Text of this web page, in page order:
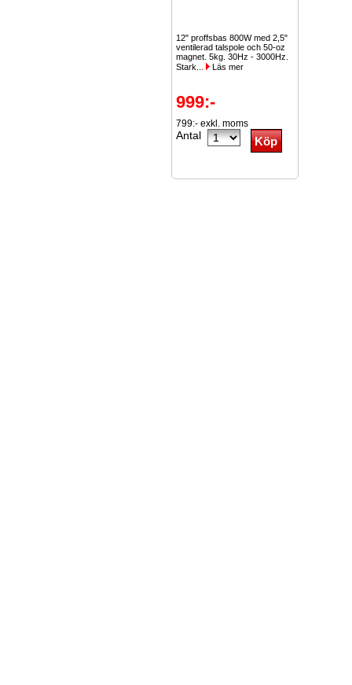
12" proffsbas 800W med 2,5"
ventilerad talspole och 50-oz
magnet. 5kg. 30Hz - 3000Hz.
Stark...
Läs mer
999:-
799:- exkl. moms
Antal